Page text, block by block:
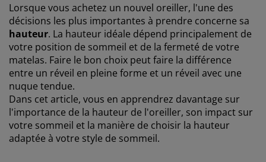
enfants
pour enfants
Lorsque vous achetez un nouvel oreiller, l'une des
décisions les plus importantes à prendre concerne sa
hauteur. La hauteur idéale dépend principalement de
votre position de sommeil et de la fermeté de votre
matelas. Faire le bon choix peut faire la différence
entre un réveil en pleine forme et un réveil avec une
nuque tendue.
Dans cet article, vous en apprendrez davantage sur
l'importance de la hauteur de l'oreiller, son impact sur
votre sommeil et la manière de choisir la hauteur
adaptée à votre style de sommeil.